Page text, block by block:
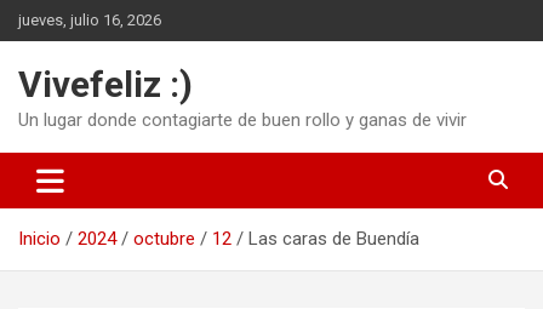
Saltar
al
jueves, julio 16, 2026
Vivefeliz :)
Un lugar donde contagiarte de buen rollo y ganas de vivir
Inicio 2024 octubre 12 Las caras de Buendía